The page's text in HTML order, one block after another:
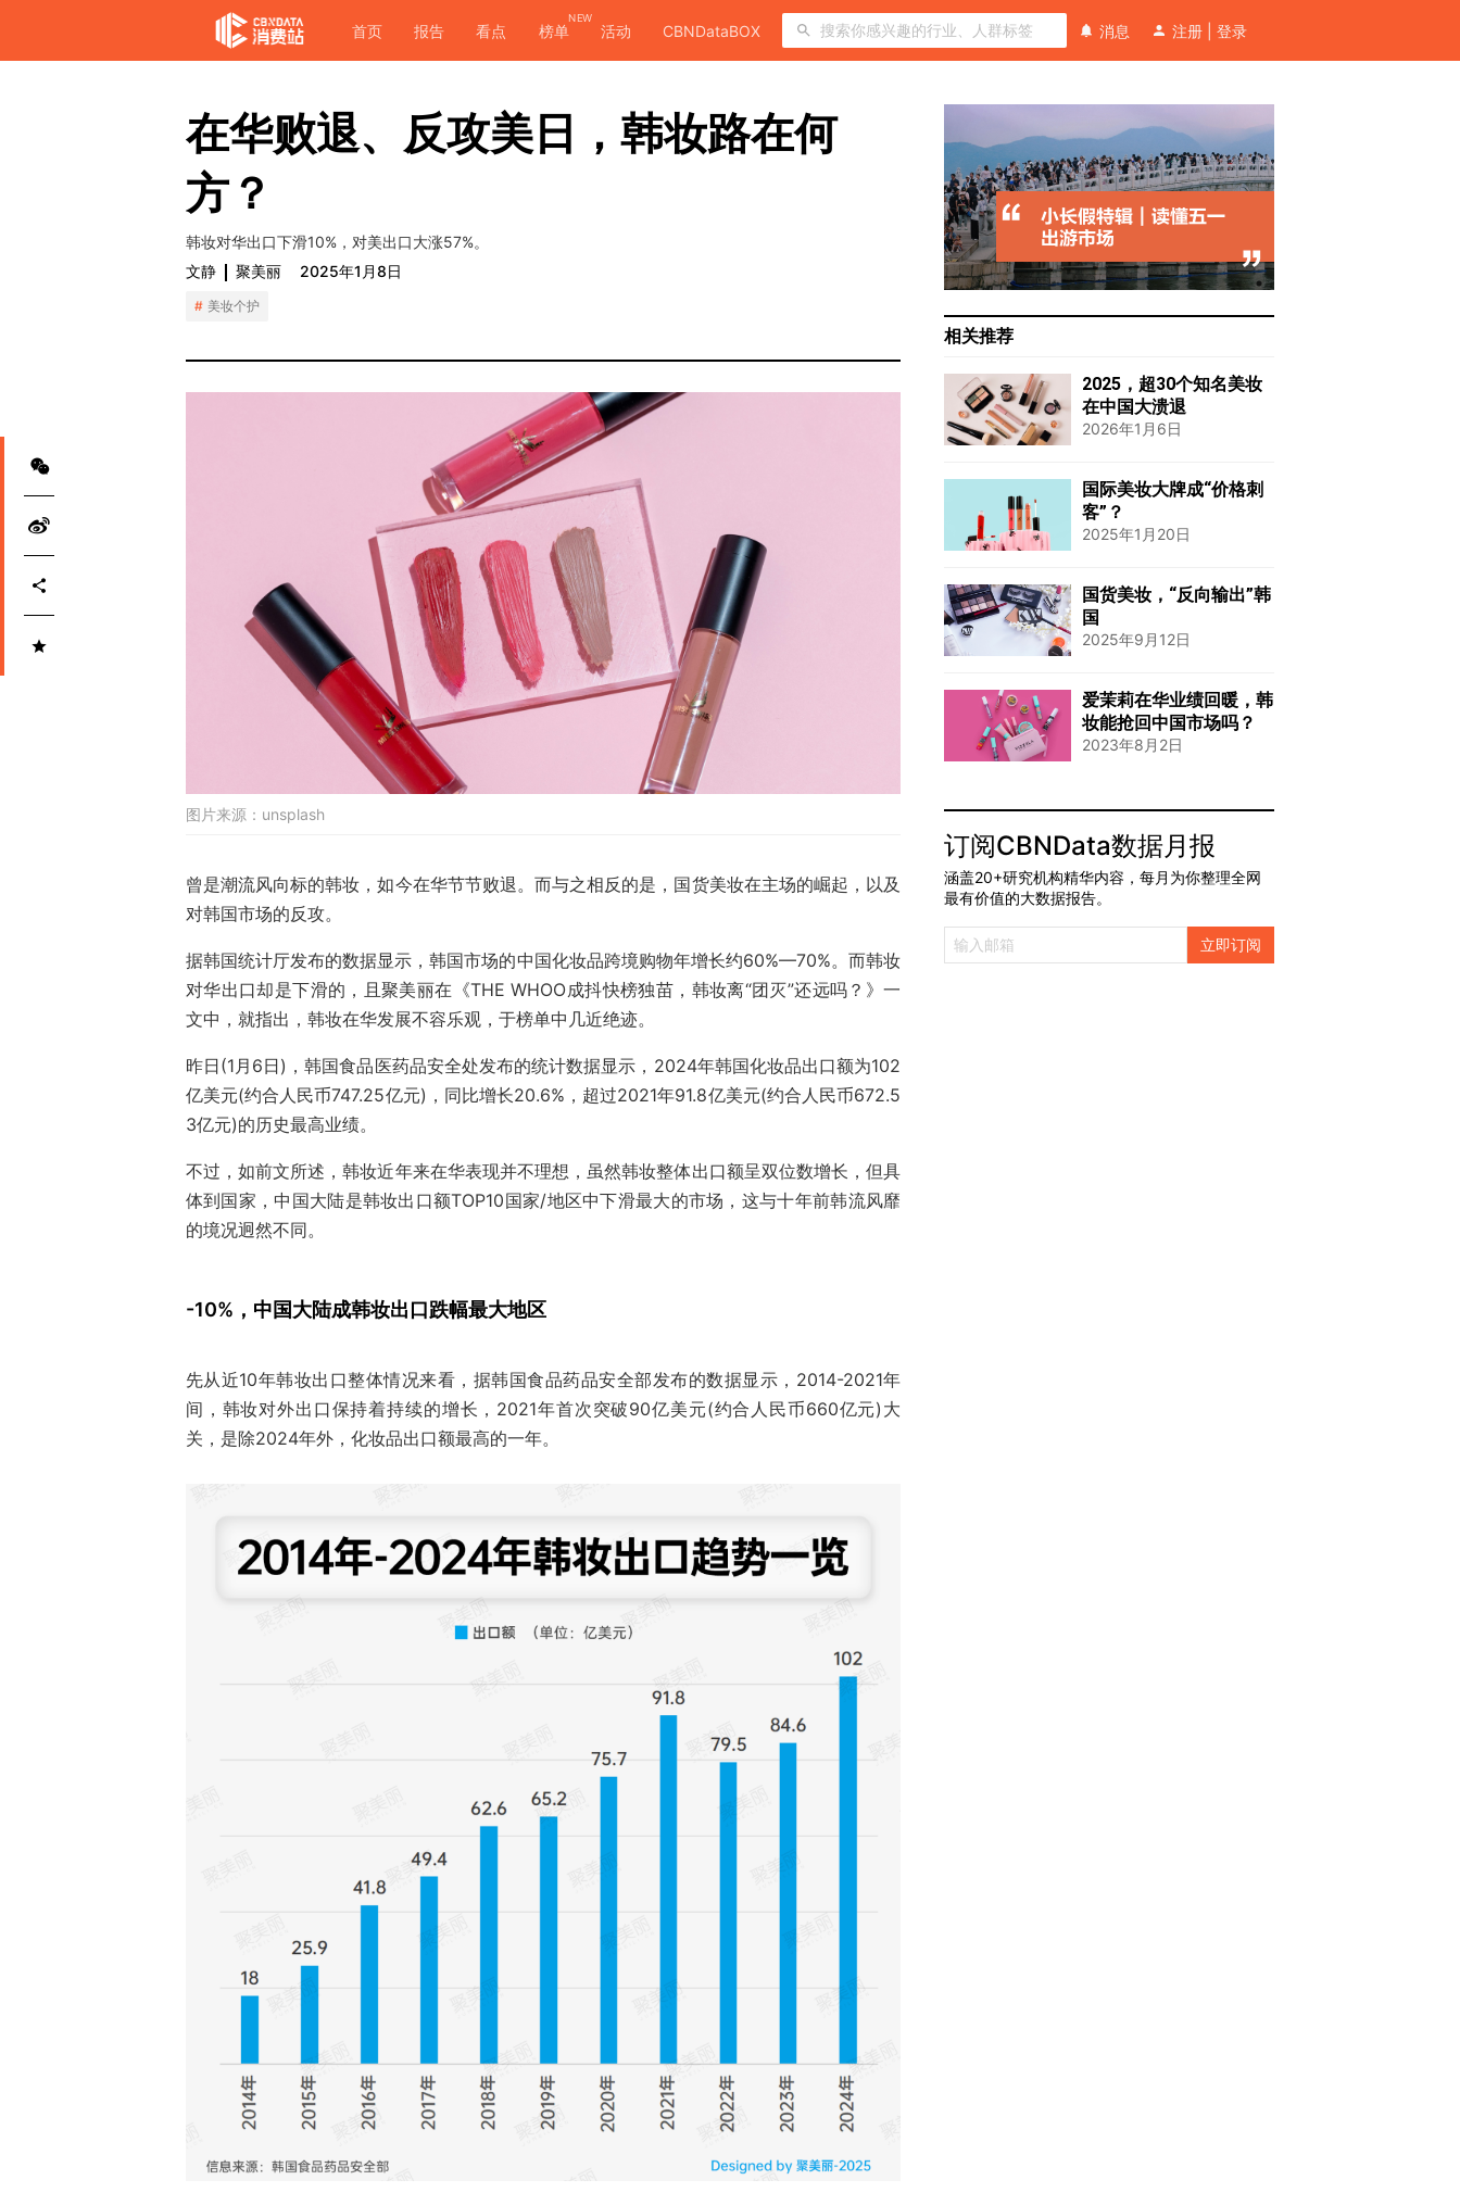
首页 报告 看点 榜单
NEW
活动 CBNDataBOX 消息 注册 登录
在华败退、反攻美日，韩妆路在何
方？
韩妆对华出口下滑10%，对美出口大涨57%。
文静
聚美丽 2025年1月8日
美妆个护
图片来源： unsplash
曾是潮流风向标的韩妆，如今在华节节败退。而与之相反的是，国货美妆在主场的崛起，以及
对韩国市场的反攻。
据韩国统计厅发布的数据显示，韩国市场的中国化妆品跨境购物年增长约60%—70%。而韩妆
对华出口却是下滑的，且聚美丽在《THE WHOO成抖快榜独苗，韩妆离“团灭”还远吗？》一
文中，就指出，韩妆在华发展不容乐观，于榜单中几近绝迹。
昨日(1月6日)，韩国食品医药品安全处发布的统计数据显示，2024年韩国化妆品出口额为102
亿美元(约合人民币747.25亿元)，同比增长20.6%，超过2021年91.8亿美元(约合人民币672.5
3亿元)的历史最高业绩。
不过，如前文所述，韩妆近年来在华表现并不理想，虽然韩妆整体出口额呈双位数增长，但具
体到国家，中国大陆是韩妆出口额TOP10国家/地区中下滑最大的市场，这与十年前韩流风靡
的境况迥然不同。
-10%，中国大陆成韩妆出口跌幅最大地区
先从近10年韩妆出口整体情况来看，据韩国食品药品安全部发布的数据显示，2014-2021年
间，韩妆对外出口保持着持续的增长，2021年首次突破90亿美元(约合人民币660亿元)大
关，是除2024年外，化妆品出口额最高的一年。
相关推荐
2025，超30个知名美妆
在中国大溃退
2026年1月6日
国际美妆大牌成“价格刺
客”？
2025年1月20日
国货美妆，“反向输出”韩
国
2025年9月12日
爱茉莉在华业绩回暖，韩
妆能抢回中国市场吗？
2023年8月2日
订阅CBNData数据月报
涵盖20+研究机构精华内容，每月为你整理全网
最有价值的大数据报告。
立即订阅